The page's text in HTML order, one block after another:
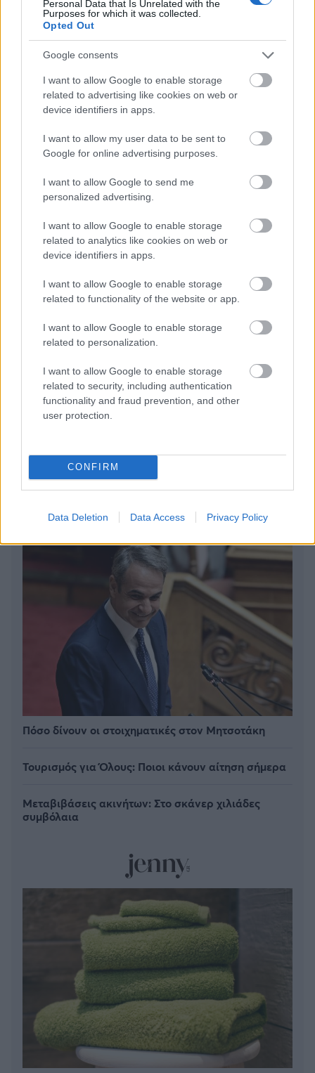
Personal Data that Is Unrelated with the
Purposes for which it was collected.
Opted Out
Google consents
I want to allow Google to enable storage
related to advertising like cookies on web or
device identifiers in apps.
I want to allow my user data to be sent to
Google for online advertising purposes.
I want to allow Google to send me
personalized advertising.
I want to allow Google to enable storage
related to analytics like cookies on web or
device identifiers in apps.
I want to allow Google to enable storage
related to functionality of the website or app.
I want to allow Google to enable storage
related to personalization.
I want to allow Google to enable storage
related to security, including authentication
functionality and fraud prevention, and other
user protection.
CONFIRM
Data Deletion Data Access Privacy Policy
7 έξυπνα tips για να φτιάξετε γρήγορα τη βαλίτσα
των διακοπών
Η εξωτική παραλία της Πάργας που θα λατρέψετε
Ο χορηγός στη νέα φανέλα του Σαλάχ έκανε τους
Έλληνες να απορούν
Αποστολία Ζώη: Ποζάρει στην παραλία και
εντυπωσιάζει με το καλλίγραμμο σώμα της
φωτογραφία τουρίστα που τα λέει όλα
Πόσο δίνουν οι στοιχηματικές στον Μητσοτάκη
Τουρισμός για Όλους: Ποιοι κάνουν αίτηση σήμερα
Μεταβιβάσεις ακινήτων: Στο σκάνερ χιλιάδες
συμβόλαια